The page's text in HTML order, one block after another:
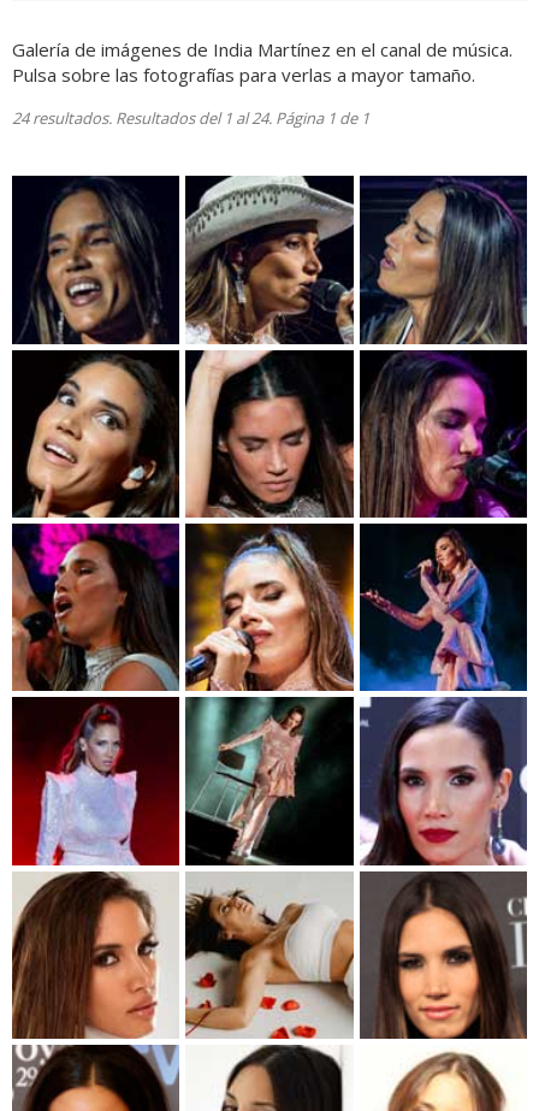
Galería de imágenes de India Martínez en el canal de música.
Pulsa sobre las fotografías para verlas a mayor tamaño.
24 resultados. Resultados del 1 al 24. Página 1 de 1